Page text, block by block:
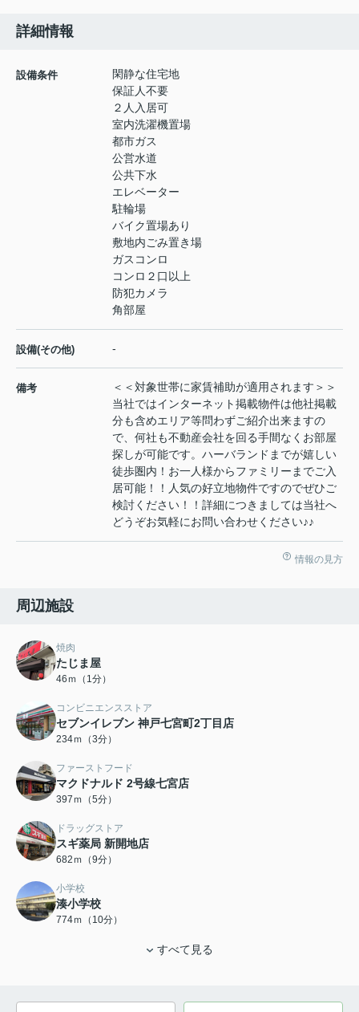
詳細情報
設備条件
閑静な住宅地
保証人不要
２人入居可
室内洗濯機置場
都市ガス
公営水道
公共下水
エレベーター
駐輪場
バイク置場あり
敷地内ごみ置き場
ガスコンロ
コンロ２口以上
防犯カメラ
角部屋
設備(その他) -
備考
＜＜対象世帯に家賃補助が適用されます＞＞
当社ではインターネット掲載物件は他社掲載
分も含めエリア等問わずご紹介出来ますの
で、何社も不動産会社を回る手間なくお部屋
探しが可能です。ハーバランドまでが嬉しい
徒歩圏内！お一人様からファミリーまでご入
居可能！！人気の好立地物件ですのでぜひご
検討ください！！詳細につきましては当社へ
どうぞお気軽にお問い合わせください♪♪
情報の見方
周辺施設
焼肉
たじま屋
46ｍ（1分）
コンビニエンスストア
セブンイレブン 神戸七宮町2丁目店
234ｍ（3分）
ファーストフード
マクドナルド 2号線七宮店
397ｍ（5分）
ドラッグストア
スギ薬局 新開地店
682ｍ（9分）
小学校
湊小学校
774ｍ（10分）
すべて見る